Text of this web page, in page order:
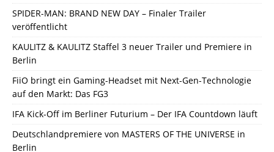
SPIDER-MAN: BRAND NEW DAY – Finaler Trailer
veröffentlicht
KAULITZ & KAULITZ Staffel 3 neuer Trailer und Premiere in
Berlin
FiiO bringt ein Gaming-Headset mit Next-Gen-Technologie
auf den Markt: Das FG3
IFA Kick-Off im Berliner Futurium – Der IFA Countdown läuft
Deutschlandpremiere von MASTERS OF THE UNIVERSE in
Berlin